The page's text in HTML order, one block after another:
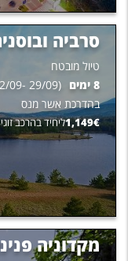
סרביה
טיול מובטח
8 ימים (
29/09
-
09
בהדרכת אשר מנס
1,149€ ליחיד בהרכב זוגי
מקדוניה